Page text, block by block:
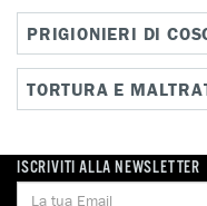
PRIGIONIERI DI
TORTURA E
Notizie correlate
ISCRIVITI ALLA NEWSLETTER